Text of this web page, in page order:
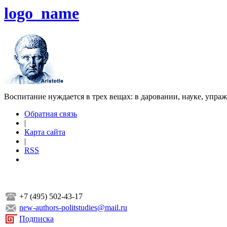
logo_name
Воспитание нуждается в трех вещах: в даровании, науке,
Обратная связь
|
Карта сайта
|
RSS
+7 (495) 502-43-17
new-authors-politstudies@mail.ru
Подписка